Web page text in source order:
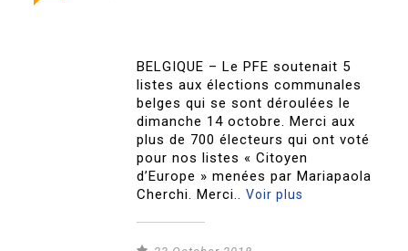
BELGIQUE – Le PFE soutenait 5
listes aux élections communales
belges qui se sont déroulées le
dimanche 14 octobre. Merci aux
plus de 700 électeurs qui ont voté
pour nos listes « Citoyen
d’Europe » menées par Mariapaola
Cherchi. Merci..Voir plus